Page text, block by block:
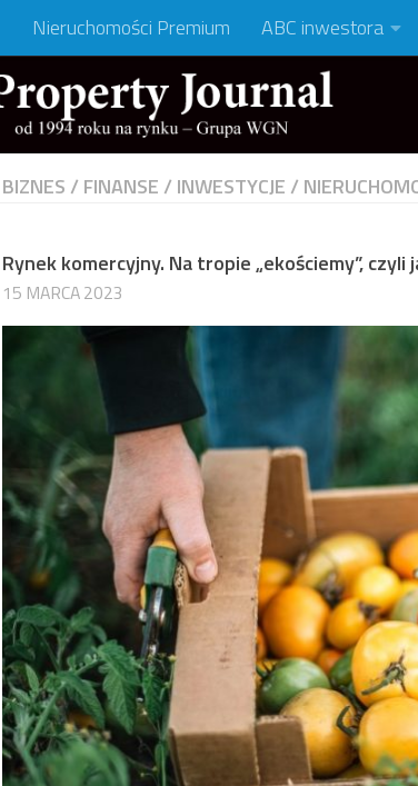
Nieruchomości Premium ABC inwestora
BIZNES / FINANSE / INWESTYCJE /
Rynek komercyjny. Na tropie „ekościemy”,
15 MARCA 2023